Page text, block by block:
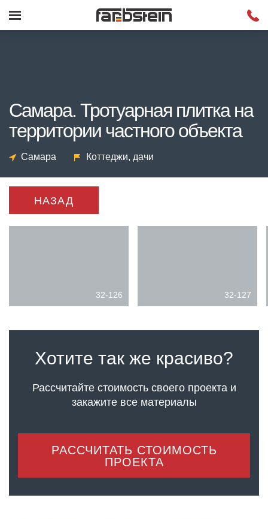
Самара. Тротуарная плитка на
территории частного объекта
Самара Коттеджи, дачи
НАЗАД
32-126 32-127
Хотите так же красиво?
Рассчитайте стоимость своего проектаи
закажите все материалы
РАССЧИТАТЬ СТОИМОСТЬ
ПРОЕКТА